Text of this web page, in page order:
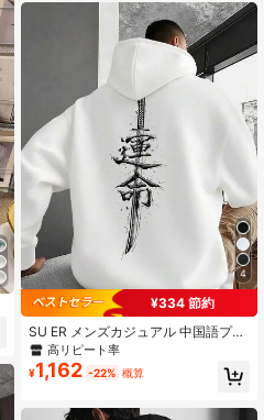
4
¥334 節約
SU ER メンズカジュアル 中国語プリ
ント パーカー ポケット付き 秋冬
高リピート率
¥1,162 -22% 概算